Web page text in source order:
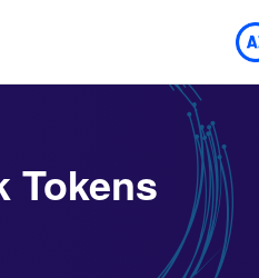
Tokens